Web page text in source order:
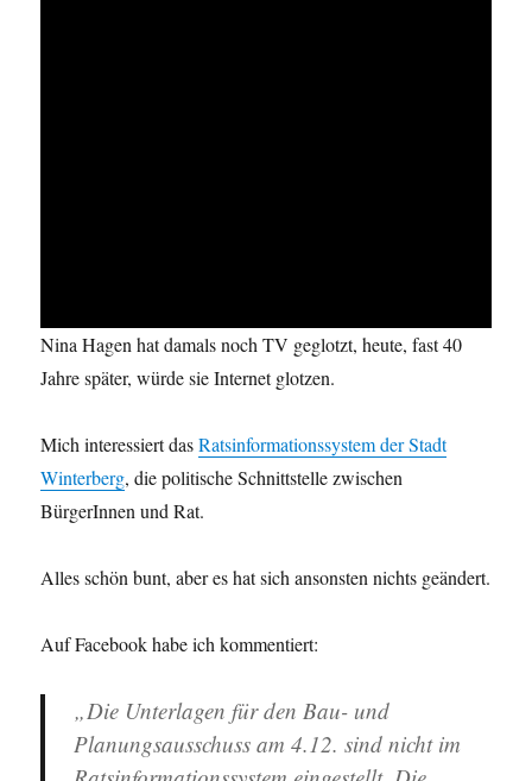
Nina Hagen hat damals noch TV geglotzt, heute, fast 40
Jahre später, würde sie Internet glotzen.
Mich interessiert dasRatsinformationssystem der Stadt
Winterberg, die politische Schnittstelle zwischen
BürgerInnen und Rat.
Alles schön bunt, aber es hat sich ansonsten nichts geändert.
Auf Facebook habe ich kommentiert:
„Die Unterlagen für den Bau- und
Planungsausschuss am 4.12. sind nicht im